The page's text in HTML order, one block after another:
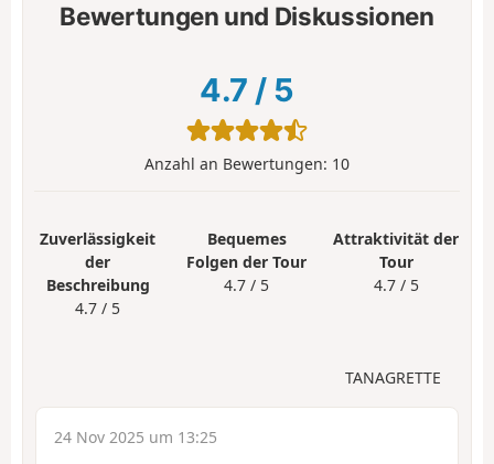
Bewertungen und Diskussionen
4.7 / 5
Anzahl an Bewertungen: 10
Zuverlässigkeit
der
Beschreibung
4.7 / 5
Bequemes
Folgen der Tour
4.7 / 5
Attraktivität der
Tour
4.7 / 5
TANAGRETTE
24 Nov 2025 um 13:25